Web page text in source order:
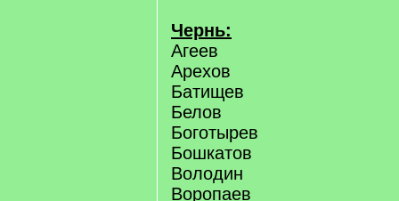
Чернь:
Агеев
Арехов
Батищев
Белов
Боготырев
Бошкатов
Володин
Воропаев